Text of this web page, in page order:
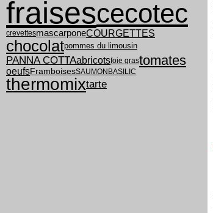
fraisescecotec
crevettesmascarponeCOURGETTES
chocolatpommes du limousin
PANNA COTTAabricotsfoie grastomates
oeufsFramboisesSAUMONBASILIC
thermomixtarte